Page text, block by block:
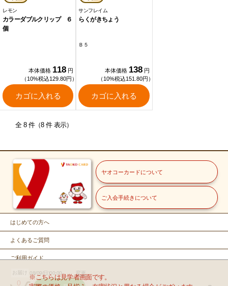
レモン
カラーダブルクリップ ６
個
本体価格 118 円
（10%税込129.80円）
カゴに入れる
サンフレイム
らくがきちょう
Ｂ５
本体価格 138 円
（10%税込151.80円）
カゴに入れる
全 8 件（8 件 表示）
お届け 08/09(日)00:00- 変更
0
※こちらは見学者画面です。
ヤオコーカードについて
ご入会手続きについて
はじめての方へ
よくあるご質問
ご利用ガイド
お問い合せ